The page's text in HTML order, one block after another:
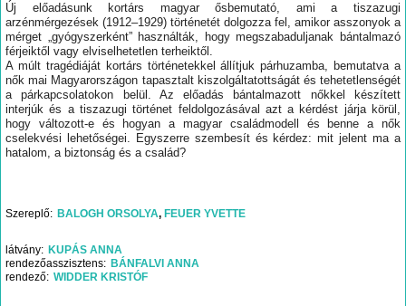
Új előadásunk kortárs magyar ősbemutató, ami a tiszazugi
arzénmérgezések (1912–1929) történetét dolgozza fel, amikor asszonyok a
mérget „gyógyszerként” használták, hogy megszabaduljanak bántalmazó
férjeiktől vagy elviselhetetlen terheiktől.
A múlt tragédiáját kortárs történetekkel állítjuk párhuzamba, bemutatva a
nők mai Magyarországon tapasztalt kiszolgáltatottságát és tehetetlenségét
a párkapcsolatokon belül. Az előadás bántalmazott nőkkel készített
interjúk és a tiszazugi történet feldolgozásával azt a kérdést járja körül,
hogy változott-e és hogyan a magyar családmodell és benne a nők
cselekvési lehetőségei. Egyszerre szembesít és kérdez: mit jelent ma a
hatalom, a biztonság és a család?
Szereplő BALOGH ORSOLYA FEUER YVETTE
látvány
KUPÁS ANNA
rendezőasszisztens
BÁNFALVI ANNA
rendező WIDDER KRISTÓF